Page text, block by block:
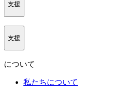
支援
支援
について
私たちについて